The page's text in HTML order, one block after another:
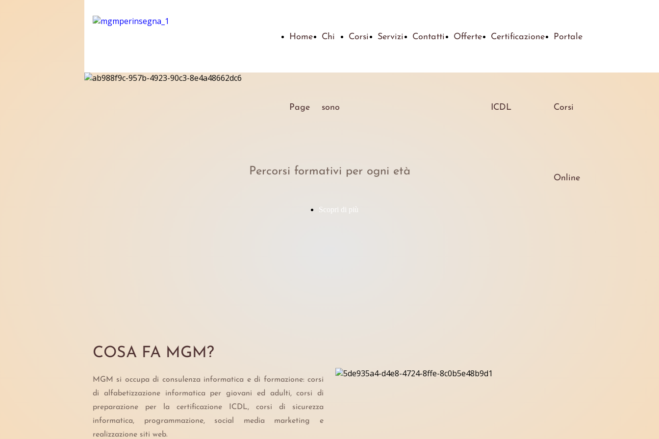
Home
Page
Chi
sono
Corsi Servizi Contatti Offerte Certificazione
ICDL
Portale
Corsi
Online
Percorsi formativi per ogni età
Scopri di più
COSA FA MGM?
MGM si occupa di consulenza informatica e di formazione: corsi
di alfabetizzazione informatica per giovani ed adulti, corsi di
preparazione per la certificazione ICDL, corsi di sicurezza
informatica, programmazione, social media marketing e
realizzazione siti web.